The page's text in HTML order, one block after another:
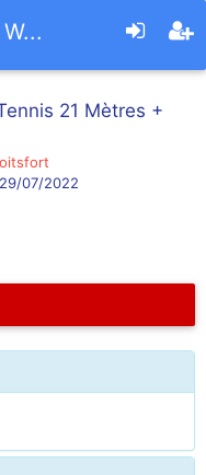
21 Mètres +
07/2022